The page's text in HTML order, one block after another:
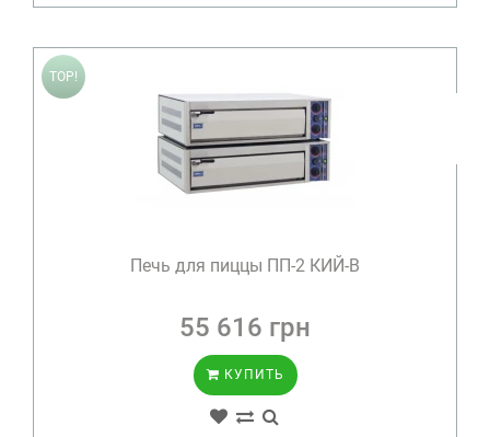
TOP!
Печь для пиццы ПП-2 КИЙ-В
55 616 грн
КУПИТЬ